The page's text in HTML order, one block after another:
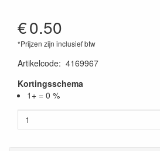
€0.50
*Prijzen zijn inclusief btw
Artikelcode: 4169967
Kortingsschema
1+ = 0 %